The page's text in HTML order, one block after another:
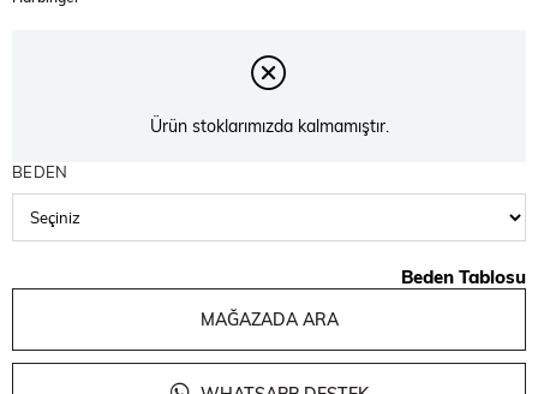
Ürün stoklarımızda kalmamıştır.
BEDEN
Beden Tablosu
MAĞAZADA ARA